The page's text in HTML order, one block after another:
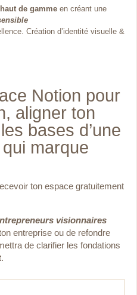
de gamme en créant une
Création d’identité visuelle &
Notion pour
aligner ton
bases d’une
marque
ton espace gratuitement
visionnaires
entreprise ou de refondre
de clarifier les fondations